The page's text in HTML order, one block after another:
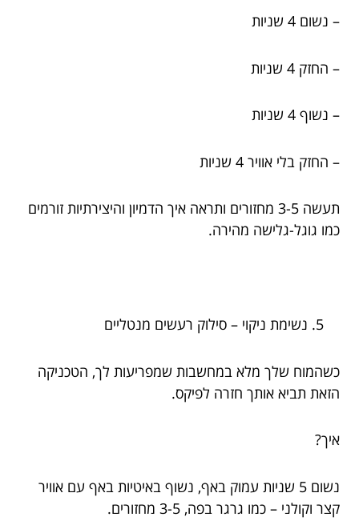
– נשום 4 שניות
– החזק 4 שניות
– נשוף 4 שניות
– החזק בלי אוויר 4 שניות
תעשה 3-5 מחזורים ותראה איך הדמיון והיצירתיות זורמים
כמו גוגל-גלישה מהירה.
נשימת ניקוי – סילוק רעשים מנטליים
כשהמוח שלך מלא במחשבות שמפריעות לך, הטכניקה
הזאת תביא אותך חזרה לפיקס.
איך?
נשום 5 שניות עמוק באף, נשוף באיטיות באף עם אוויר
קצר וקולני – כמו גרגר בפה, 3-5 מחזורים.